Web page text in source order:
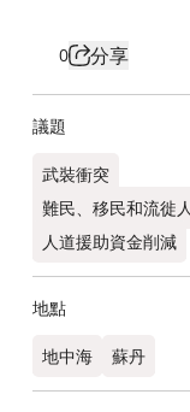
0 分享
議題
武裝衝突
難民、移民和流徙
人道援助資金削減
地點
地中海 蘇丹​